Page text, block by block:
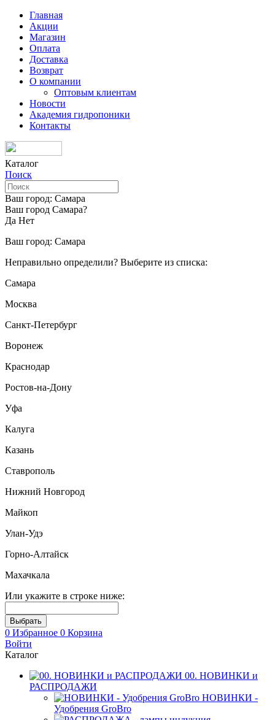
Главная
Акции
Магазин
Оплата
Доставка
Возврат
О компании
Оптовым клиентам
Новости
Академия гидропоники
Контакты
Каталог
Поиск
Ваш город: Самара
Ваш город Самара?
Да Нет
Ваш город: Самара
Неправильно определили? Выберите из списка:
Самара
Москва
Санкт-Петербург
Воронеж
Краснодар
Ростов-на-Дону
Уфа
Калуга
Казань
Ставрополь
Нижний Новгород
Майкоп
Улан-Удэ
Горно-Алтайск
Махачкала
Или укажите в строке ниже:
0 Избранное 0 Корзина
Войти
Каталог
00. НОВИНКИ и
РАСПРОДАЖИ
НОВИНКИ -
Удобрения GroBro